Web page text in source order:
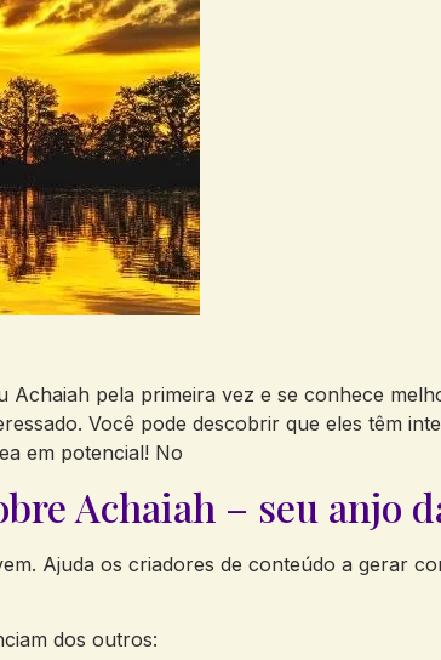
Achaiah pela primeira vez e se conhece
Você pode descobrir que eles têm
em potencial! No
Achaiah – seu anjo
Ajuda os criadores de conteúdo a gerar
dos outros: